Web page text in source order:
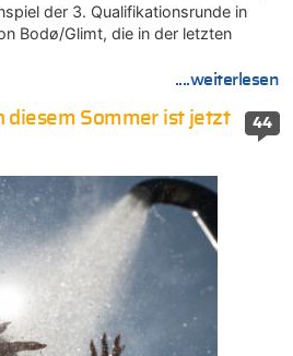
der 3. Qualifikationsrunde in
Bodø/Glimt, die in der letzten
....weiterlesen
44
diesem Sommer ist jetzt